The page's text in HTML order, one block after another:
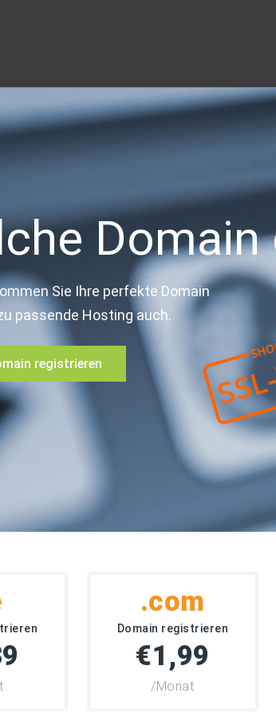
Sie Ihre perfekte Domain
passende Hosting auch.
registrieren
.com
Domain registrieren
€1,99
/Monat